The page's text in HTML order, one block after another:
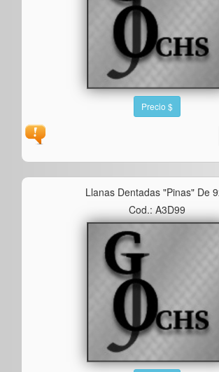
Precio $
Llanas Dentadas "pinas" De
Cod.: A3D99